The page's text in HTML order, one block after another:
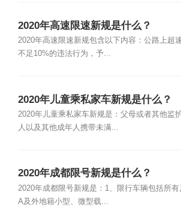
2020年高速限速新规是什么？
2020年高速限速新规包含以下内容：公路上超
不足10%的违法行为，予...
2020年儿童乘私家车新规是什么？
2020年儿童乘私家车新规是：父母或者其他监
人以及其他成年人携带未满...
2020年成都限号新规是什么？
2020年成都限号新规是：1、限行车辆包括所有
A及外地籍小型、微型载...